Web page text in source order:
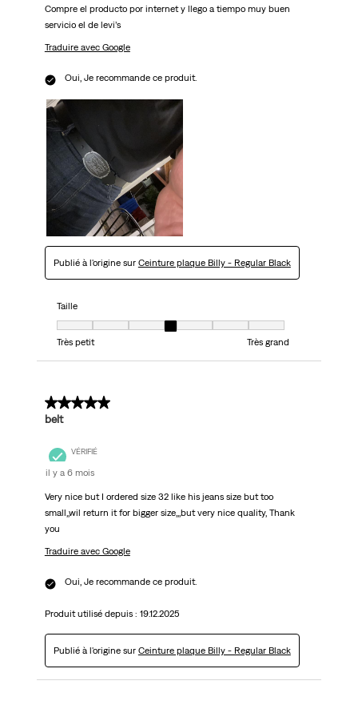
Compre el producto por internet y llego a tiempo muy buen
servicio el de levi’s
Traduire avec Google
Oui, Je recommande ce produit.
Publié à l'origine sur Ceinture plaque Billy - Regular Black
Taille
Taille, 4 sur 7, où 1 est égal à Très petit et 7 est égal à Très grand
Très petit
Très grand
5 sur 5 étoiles.
belt
VÉRIFIÉ
il y a 6 mois
Very nice but I ordered size 32 like his jeans size but too
small,,wil return it for bigger size,,,but very nice quality, Thank
you
Traduire avec Google
Oui, Je recommande ce produit.
Produit utilisé depuis : 19.12.2025
Publié à l'origine sur Ceinture plaque Billy - Regular Black